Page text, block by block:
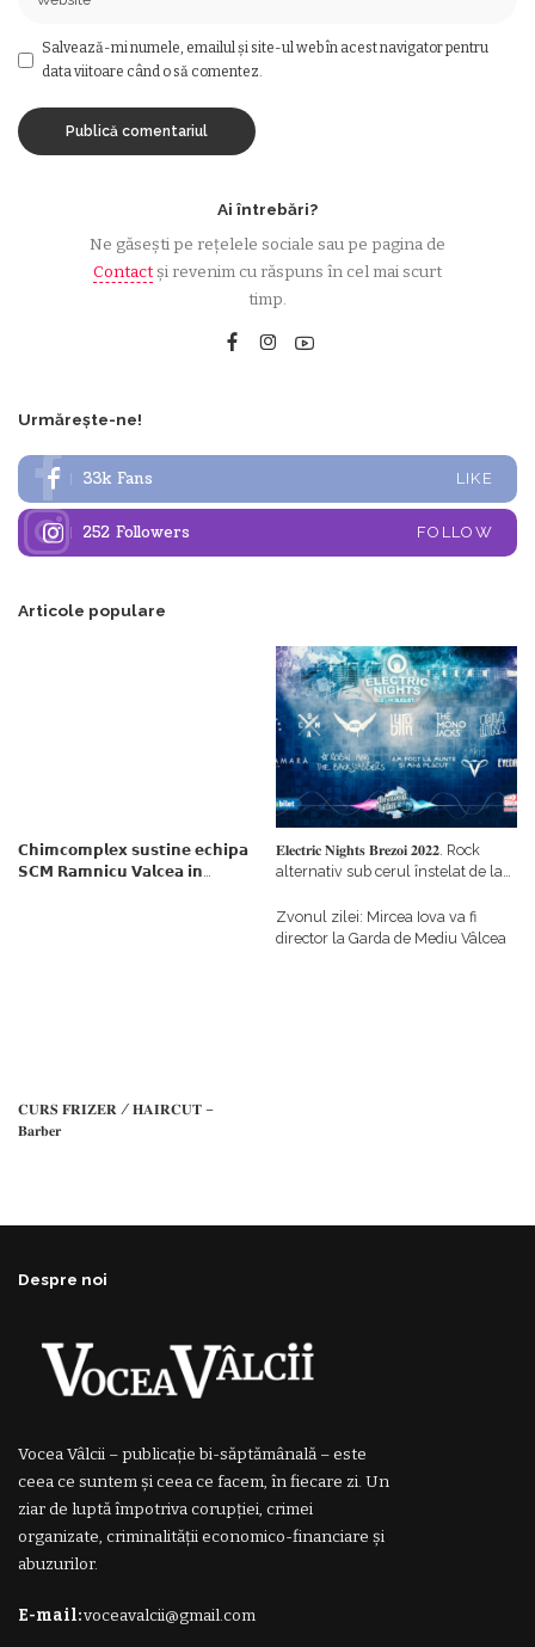
Salvează-mi numele, emailul și site-ul web în acest navigator pentru
data viitoare când o să comentez.
Ai întrebări?
Ne găsești pe rețelele sociale sau pe pagina de
Contactși revenim cu răspuns în cel mai scurt
timp.
Urmărește-ne!
33k Fans LIKE
252 Followers FOLLOW
Articole populare
𝗖𝗵𝗶𝗺𝗰𝗼𝗺𝗽𝗹𝗲𝘅 𝘀𝘂𝘀𝘁𝗶𝗻𝗲 𝗲𝗰𝗵𝗶𝗽𝗮
𝗦𝗖𝗠 𝗥𝗮𝗺𝗻𝗶𝗰𝘂 𝗩𝗮𝗹𝗰𝗲𝗮 𝗶𝗻
𝐄𝐥𝐞𝐜𝐭𝐫𝐢𝐜 𝐍𝐢𝐠𝐡𝐭𝐬 𝐁𝐫𝐞𝐳𝐨𝐢 𝟐𝟎𝟐𝟐. Rock
alternativ sub cerul înstelat de la
𝐂𝐔𝐑𝐒 𝐅𝐑𝐈𝐙𝐄𝐑 / 𝐇𝐀𝐈𝐑𝐂𝐔𝐓 –
𝐁𝐚𝐫𝐛𝐞𝐫
Zvonul zilei: Mircea Iova va fi
director la Garda de Mediu Vâlcea
Despre noi
Vocea Vâlcii – publicație bi-săptămânală – este
ceea ce suntem și ceea ce facem, în fiecare zi. Un
ziar de luptă împotriva corupției, crimei
organizate, criminalității economico-financiare și
abuzurilor.
E-mail:voceavalcii@gmail.com